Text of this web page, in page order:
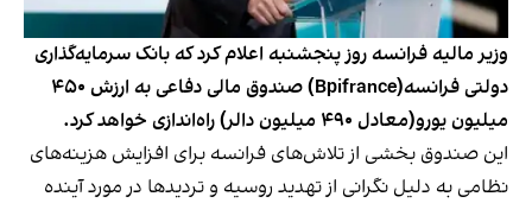
وزیر مالیه فرانسه روز پنجشنبه اعلام کرد که بانک سرمایه‌گذاری
دولتی فرانسه(Bpifrance) صندوق مالی دفاعی به ارزش ۴۵۰
میلیون یورو(معادل ۴۹۰ میلیون دالر) راه‌اندازی خواهد کرد.
این صندوق بخشی از تلاش‌های فرانسه برای افزایش هزینه‌های
نظامی به دلیل نگرانی از تهدید روسیه و تردیدها در مورد آینده